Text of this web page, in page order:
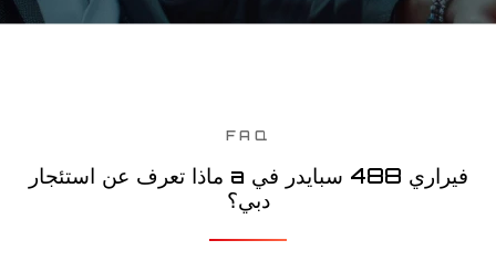
FAQ
ماذا تعرف عن استئجار a فيراري 488 سبايدر في
دبي؟